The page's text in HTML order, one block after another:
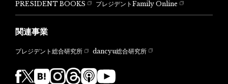
PRESIDENT BOOKS
プレジデントFamily Online
関連事業
プレジデント総合研究所 dancyu総合研究所